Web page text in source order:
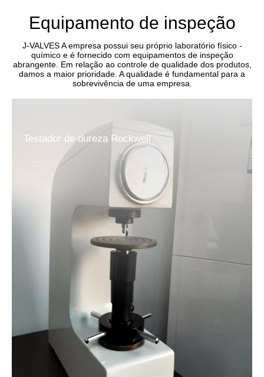
Equipamento de inspeção
J-VALVES A empresa possui seu próprio laboratório físico -
químico e é fornecido com equipamentos de inspeção
abrangente. Em relação ao controle de qualidade dos produtos,
damos a maior prioridade. A qualidade é fundamental para a
sobrevivência de uma empresa.
Testador de dureza Rockwell